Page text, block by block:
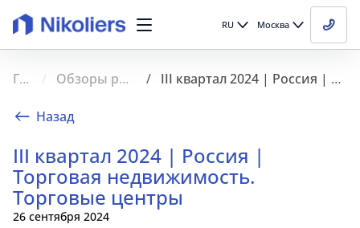
RU Москва
Главная Обзоры рынка недвижимости III квартал 2024 | Россия | Торговая недвижимость. Торговые центры
Назад
III квартал 2024 | Россия |
Торговая недвижимость.
Торговые центры
26 сентября 2024